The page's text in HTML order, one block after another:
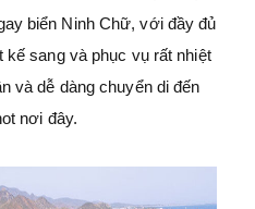
biển Ninh Chữ, với đầy đủ
sang và phục vụ rất nhiệt
và dễ dàng chuyển di đến
nơi đây.